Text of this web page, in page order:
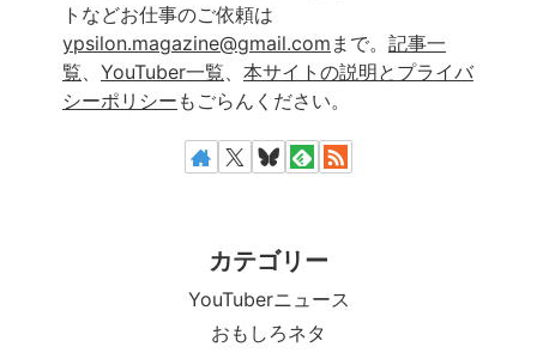
トなどお仕事のご依頼は
ypsilon.magazine@gmail.com まで。 記事一
覧、 YouTuber一覧、 本サイトの説明とプライバ
シーポリシー もごらんください。
カテゴリー
YouTuberニュース
おもしろネタ